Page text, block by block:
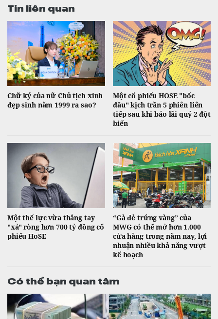
Tin liên quan
Chữ ký của nữ Chủ tịch xinh
đẹp sinh năm 1999 ra sao?
Một cổ phiếu HOSE "bốc
đầu" kịch trần 5 phiên liên
tiếp sau khi báo lãi quý 2 đột
biến
Một thế lực vừa thẳng tay
"xả" ròng hơn 700 tỷ đồng cổ
phiếu HoSE
“Gà đẻ trứng vàng” của
MWG có thể mở hơn 1.000
cửa hàng trong năm nay, lợi
nhuận nhiều khả năng vượt
kế hoạch
Có thể bạn quan tâm